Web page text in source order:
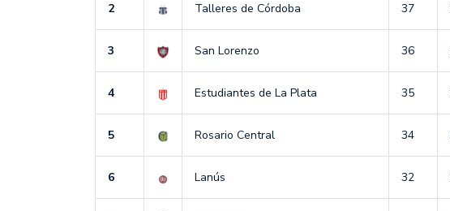
2 Talleres de Córdoba 37
3 San Lorenzo 36
4 Estudiantes de La Plata 35
5 Rosario Central 34
6 Lanús 32